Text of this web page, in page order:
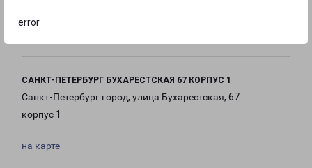
error
21:00
САНКТ-ПЕТЕРБУРГ БУХАРЕСТСКАЯ 67 КОРПУС 1
Санкт-Петербург город, улица Бухарестская, 67
корпус 1
на карте